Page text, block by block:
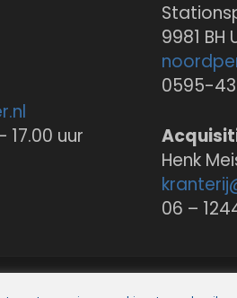
uur
9981 BH
0595-
Henk
06 –